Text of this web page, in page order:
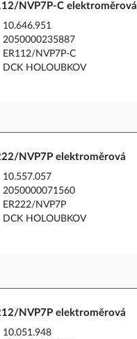
NVP7P-C elektroměrová
10.646.951
2050000235887
ER112/NVP7P-C
DCK HOLOUBKOV
NVP7P elektroměrová
10.557.057
2050000071560
ER222/NVP7P
DCK HOLOUBKOV
NVP7P elektroměrová
10.051.948